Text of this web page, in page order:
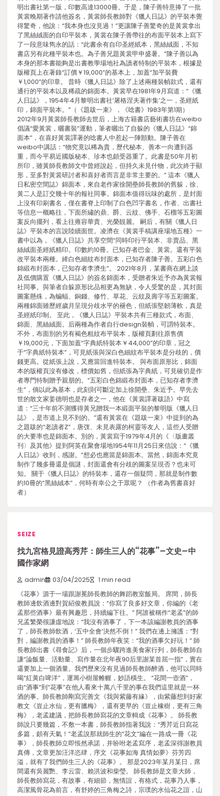
明出書社第一版，印數高達13000冊。于是，陳子善特意捧了一批
黃裳晚期著作請他簽名，黃裳師長教師對《獵人日誌》的平裝本覺
得驚奇，他說：“我本身也沒見過！”更讓陳子善驚奇的是黃裳拿出
了黑絲絨面的自印平裝本，黃裳在陳子善帶往的布面平裝本上寫下
了一段意味雋永的話：“此書余有自印圣經紙本，黑絲絨面，不知
書店另有此種平裝本也。為子善兄題黃裳甲申盛暑。”陳子善以為
本身的那本書能夠是出書教學場地社為讀者特制的平裝本，根據是
版權頁上在著錄“訂價￥19,000”的基本上，加蓋“加平裝費
￥1,000”的印章。 昔時《獵人日誌》除了上述兩種裝幀款式，還有
通行的平裝本以及稀疏的錦面本。黃裳早在1981年9月寫道：“《獵
人日誌》，1954年4月黎明出書社‘屠格涅夫著作集’之一，圣經紙
印，錦面平裝本。”（《題跋一束》，《唸書》1983年第1期）
2012年9月黃裳師長教師去世后，上海古籍書店藝術書坊在weibo
倡議“愛黃裳，曬書裝”運動，筆者曬出了自躲的《獵人日誌》“錦
面本”，在喜好黃裳譯著的唸書人中惹起一陣顫動。陳子善在
weibo中講話：“物究竟以稀為貴，歷代秘本、善本一向遭到器
重，而今平易近國版秘本、珍本也頗受器重了。此書是50年月初
所印，雖黃師長教師文中曾經說起，但持久未見什物，此次終于顯
形，至多對黃裳研討者和喜好者而言是非常主要的。” 這本《獵人
日私密空間誌》錦面本，來自老作家徐開壘師長教師的舊躲，徐、
黃二人是訂交幾十年的報社同事。錦面本值得玩味的處所，是封面
上沒有印刷書名，僅在書脊上印制了白色凹字書名，作者、出書社
等信息一概略往，下面所繡的鼎、爵、云紋、佛手、石榴等五彩圖
案反向擺列，看上往雍容華貴、光榮靚麗。 嗣后，有關《獵人日
誌》平裝本的言說陸續面世。凌濟在《黃裳手稿講座場地五種》一
書中以為，《獵人日誌》共享空間“同時印行平裝本、非賣品、黑
絲絨面圣經紙精印。印數約10冊。已知存者巴金、黃裳。還有平裝
改平裝本兩種。絳白色細紋布封面本，已知存者陳子善。五彩白色
錦緞布封面本，已知存者李濟生”。 2021年8月，某書商在網上談
及低價購置《獵人日誌》的簽名錦面本，受贈者朱近予亦為黃裳報
社同事。與筆者自躲原形比品相更為無缺，令人受驚的是，其封面
圖案懸殊，為蝙蝠、銅錢、修竹、草花、云紋及壽字等五彩圖案。
兩種錦面雖歷經歲月呈現分歧水平的褪色，但紙張堅韌薄軟，真是
圣經紙印制。 至此，《獵人日誌》平裝本共有三種款式，布面、
錦面、黑絲絨面。后兩種為作者自行design裝幀，可謂特裝本。
不外，布面別的另有褐色粗紋布平裝本，版權頁劃往原售價
￥19,000元，下面加蓋“字典紙特裝本￥44,000”的印章，冠之
于“字典紙特裝本”，可見紙張與深白色細紋布平裝本是分歧的，價
錢更高。從紙張上說，又應當回進特裝本。 與布面原形比，錦面
本的版權頁沒有修改，標價如舊，但紙張為字典紙，可見確切是作
者專門特制贈予親朋的。“五彩白色錦緞布封面本，已知存者李濟
生”，倘以此為基本，此刻則可斷定加上徐開壘、朱近予。早先去
世的散文家姜德明也是存者之一，他在《黃裳譯著跋語》中寫
道：“三十年前不測獲得黃兄贈我一本緞面平裝的黎明版《獵人日
誌》，是市道上見不到的。”還有黃裳在《題跋一束》中提到的為
之題跋的“老讀者Z”，唐弢、未見表露的柯靈等友人，這些人受贈
的大要率也是錦面本。別的，黃裳寫于1979年4月的《〈版畫叢
刊〉及其他》提到阿英在聚會場地1954年11月25日來信說：“《獵
人日誌》收到，感謝。”想必也應當是錦面本。當然，錦面本究竟
制作了幾多冊還是個謎，封面還會有分歧的圖案呈現否？也未可
知。 關于《獵人日誌》的特裝本，還存一個疑問，那就是制作數
約10冊的“黑絲絨本”，何時有幸公之于眾呢？ （作者為舊書喜好
者）
SEIZE
找九宮格見證高秀芹：師生三人的“花事”–文史–中
國作家網
admin 03/04/2025 1 min read
《花事》源于一場跟謝冕師長教師的舞蹈教室飯局。 席間，師長
教師邊飲酒邊對賀紹俊教員說：“你寫了良多好文章，你編的《老
孟那些酒事》最有興趣思，持續編下往。” 阿誰被稱作“老孟”的師
兄孟繁榮很謙虛地說：“我沒有酒事了，下一本該編謝教員的酒事
了，師長教師飲酒，‘五中全會’決然不倒！” 我們在邊上擁護：“對
對，編謝教員的酒事！” 師長教師年夜笑：“我的酒事欠好玩！” 師
長教師出書《尋食記》后，一個步驟跨進美食家行列，師長教師自
謙“論飯量、活動量、寫作量在北年夜90后里謝某首屈一指”，實在
還要加上一個酒量。我們歷來沒有見過師長教師醉酒，他可以同時
喝“紅黃白啤洋”，運籌小樹屋帷幄，妙語橫生。 “花間一壺酒”，
由“酒事”到“花事”在他人看來十萬八千里的事在我們這里就是一杯
酒的事。師長教師剛寫完善文《我與紫藤有緣》，由紫藤想到好家
教文《豈止水仙，更有臘梅》，還有更早的《豈止橡樹，更有三角
梅》，老孟建議，把師長教師寫花的文章輯成《花事》。 師長教
師說只要幾篇，不敷一本書，師長教師指著我說：“秀芹近日寫花
多篇，頗有天氣！”老孟說那就師生的“花文”編在一路成一冊《花
事》，師長教師立即悵然承諾，并吩咐老孟寫序，老孟深得謝教員
真傳，文章更加汪洋恣肆，序文《花事如海 真情如夢》芬芳四
溢，就有了我們師生三人的《花事》。 那是2023年某月某日，席
間還有吳麗艷、李云雷、賴洪波和柴瑩。 師長教師是文章大師，
師長教師寫花，有故事，有細節，無情誼，有格式，花事乃人事，
高潔風骨花為前言，有舒婷的三角梅之詩，宗璞的水仙花之誼，山